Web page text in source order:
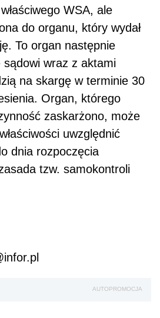
WSA, ale
do organu, który wydał
To organ następnie
wraz z aktami
na skargę w terminie 30
Organ, którego
zaskarżono, może
uwzględnić
dnia rozpoczęcia
tzw. samokontroli
AUTOPROMOCJA